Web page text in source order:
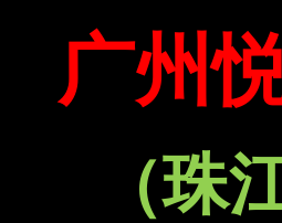
广州
（珠